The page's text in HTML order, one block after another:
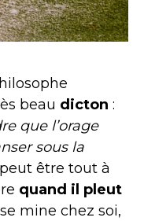
beau dicton :
que l’orage
sous la
être tout à
quand il pleut
mine chez soi,